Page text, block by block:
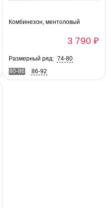
Комбинезон, ментоловый
3 790 ₽
Размерный ряд: 74-80
80-86
86-92